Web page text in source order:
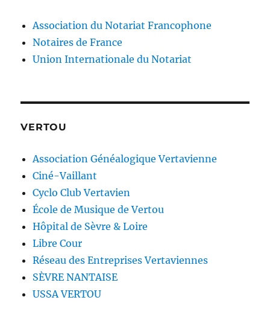
Association du Notariat Francophone
Notaires de France
Union Internationale du Notariat
VERTOU
Association Généalogique Vertavienne
Ciné-Vaillant
Cyclo Club Vertavien
École de Musique de Vertou
Hôpital de Sèvre & Loire
Libre Cour
Réseau des Entreprises Vertaviennes
SÈVRE NANTAISE
USSA VERTOU